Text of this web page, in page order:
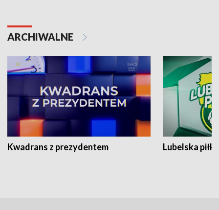
ARCHIWALNE
Kwadrans z prezydentem Lubelska piłka